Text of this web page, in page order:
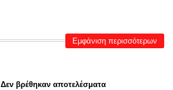
Εμφάνιση περισσότερων
Δεν βρέθηκαν αποτελέσματα